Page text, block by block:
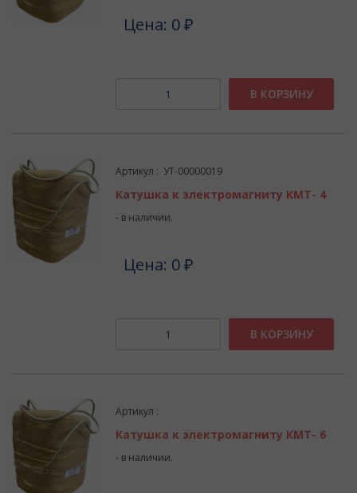
Цена: 0 ₽
В КОРЗИНУ
Артикул : УТ-00000019
Катушка к электромагниту КМТ- 4
- в наличии.
Цена: 0 ₽
В КОРЗИНУ
Артикул :
Катушка к электромагниту КМТ- 6
- в наличии.